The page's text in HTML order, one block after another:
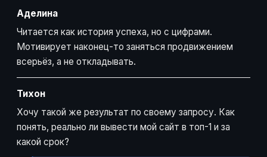
Аделина
Читается как история успеха, но с цифрами.
Мотивирует наконец-то заняться продвижением
всерьёз, а не откладывать.
Тихон
Хочу такой же результат по своему запросу. Как
понять, реально ли вывести мой сайт в топ-1 и за
какой срок?